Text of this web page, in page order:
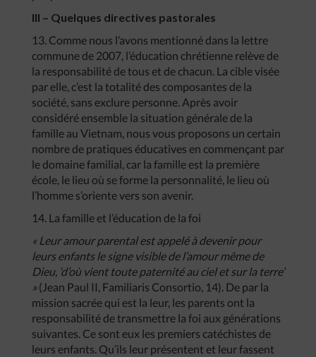
III – Quelques directives pastorales
13. Comme nous l’avons mentionné dans la lettre
commune de 2007, l’éducation chrétienne relève de
la responsabilité de tous et de chacun. La cible visée
par elle, c’est la totalité des composantes de la
société, sans exclure personne. Après avoir
considéré ensemble la situation générale de la
famille au Vietnam, nous vous proposons un certain
nombre de pratiques éducatives en commençant par
le domaine familial, car la famille est la première
école, le lieu où se forme la personnalité, le lieu où
l’homme s’oriente vers son avenir.
14. La famille et l’éducation de la foi
« Leur amour parental est appelé à devenir pour
leurs enfants le signe visible de l’amour même de
Dieu, ‘d’où vient toute paternité au ciel et sur la terre’
» (Jean Paul II, Familiaris Consortio, 14). De par la
mission sacrée qui est la leur, les parents ont la
responsabilité de transmettre la foi aux générations
suivantes. Ce sont eux les premiers catéchistes de
leurs enfants. Qu’ils leur présentent et leur fassent